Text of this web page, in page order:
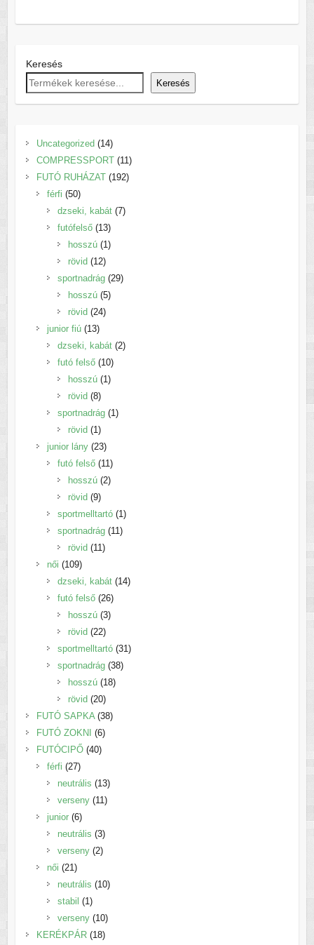
Keresés
Keresés
Uncategorized 1414
termék
COMPRESSPORT 1111
termék
FUTÓ RUHÁZAT 192192
férfi 5050
termék
dzseki, kabát 77
futófelső 1313
termék
hosszú 11
rövid 1212
termék
sportnadrág 2929
hosszú 55
rövid 2424
junior fiú 1313
termék
dzseki, kabát 22
futó felső 1010
termék
hosszú 11
rövid 88
termék
sportnadrág 11
rövid 11
termék
junior lány 2323
termék
futó felső 1111
termék
hosszú 22
rövid 99
termék
sportmelltartó 11
termék
sportnadrág 1111
rövid 1111
női 109109
termék
dzseki, kabát 1414
futó felső 2626
termék
hosszú 33
rövid 2222
termék
sportmelltartó 3131
sportnadrág 3838
hosszú 1818
rövid 2020
termék
FUTÓ SAPKA 3838
FUTÓ ZOKNI 66
termék
FUTÓCIPŐ 4040
férfi 2727
termék
neutrális 1313
termék
verseny 1111
junior 66
termék
neutrális 33
termék
verseny 22
női 2121
termék
neutrális 1010
stabil 11
termék
verseny 1010
termék
KERÉKPÁR 1818